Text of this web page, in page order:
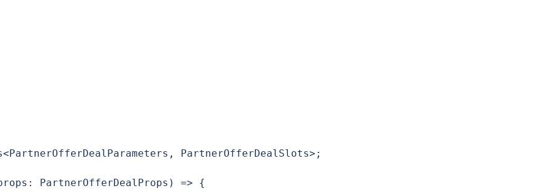
PartnerOfferDealSlots>;
PartnerOfferDealProps) => {